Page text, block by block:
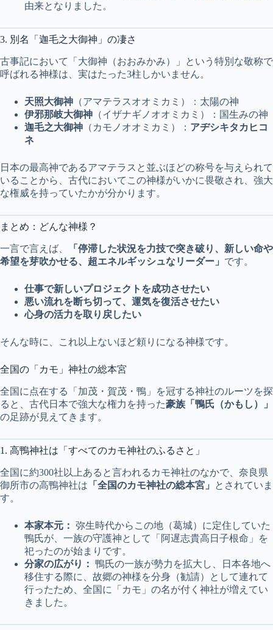
由来となりました。
3. 別名「迦毛之大御神」の凄さ
古事記において「大御神（おおみかみ）」という特別な敬称で
呼ばれる神様は、実はたった3柱しかいません。
天照大御神 （アマテラスオオミカミ）：太陽の神
伊邪那岐大御神 （イザナギノオオミカミ）：国生みの神
迦毛之大御神 （カモノオオミカミ）： アヂシキタカヒコ
ネ
日本の最高神であるアマテラスと並ぶほどの称号を与えられて
いることから、古代においてこの神様がいかに畏敬され、強大
な権威を持っていたかが分かります。
まとめ：どんな神様？
一言で言えば、
「停滞した状況を力技で突き破り、新しい命や
希望を芽吹かせる、超エネルギッシュなリーダー」 です。
仕事で新しいプロジェクトを成功させたい
悪い流れを断ち切って、運気を復活させたい
心身の活力を取り戻したい
そんな時に、これ以上ないほど頼りになる神様です。
全国の「カモ」神社の総本宮
全国に点在する「加茂・賀茂・鴨」を冠する神社のルーツを探
ると、古代日本で強大な権力を持った豪族「鴨氏（かもし）」
の足跡が見えてきます。
1. 高鴨神社は「すべてのカモ神社のふるさと」
全国に約300社以上あると言われるカモ神社のなかで、奈良県
御所市の高鴨神社は 「全国のカモ神社の総本宮」
とされていま
す。
本家本元： 弥生時代からこの地（葛城）に定住していた
鴨氏が、一族の守護神として「阿遅志貴高日子根命」を
祀ったのが始まりです。
分家の広がり： 鴨氏の一族が勢力を拡大し、日本各地へ
移住する際に、故郷の神様を分身（勧請）として連れて
行ったため、全国に「カモ」の名が付く神社が増えてい
きました。